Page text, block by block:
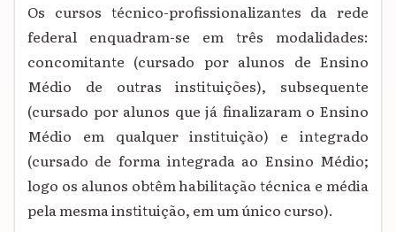
Os cursos técnico-profissionalizantes da rede
federal enquadram-se em três modalidades:
concomitante (cursado por alunos de Ensino
Médio de outras instituições), subsequente
(cursado por alunos que já finalizaram o Ensino
Médio em qualquer instituição) e integrado
(cursado de forma integrada ao Ensino Médio;
logo os alunos obtêm habilitação técnica e média
pela mesma instituição, em um único curso).